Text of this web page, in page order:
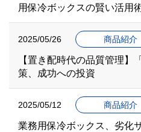
用保冷ボックスの賢い活用
2025/05/26 商品紹介
【置き配時代の品質管理】
策、成功への投資
2025/05/12 商品紹介
業務用保冷ボックス、劣化